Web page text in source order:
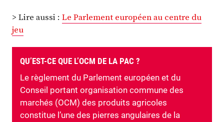
> Lire aussi : Le Parlement européen au centre du
jeu
QU’EST-CE QUE L’OCM DE LA PAC ?
Le règlement du Parlement européen et du
Conseil portant organisation commune des
marchés (OCM) des produits agricoles
constitue l’une des pierres angulaires de la